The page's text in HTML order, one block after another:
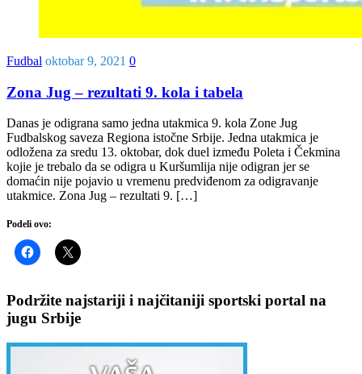
Fudbal oktobar 9, 2021 0
Zona Jug – rezultati 9. kola i tabela
Danas je odigrana samo jedna utakmica 9. kola Zone Jug
Fudbalskog saveza Regiona istočne Srbije. Jedna utakmica je
odložena za sredu 13. oktobar, dok duel između Poleta i Čekmina
kojie je trebalo da se odigra u Kuršumlija nije odigran jer se
domaćin nije pojavio u vremenu predviđenom za odigravanje
utakmice. Zona Jug – rezultati 9. […]
Podeli ovo:
Podržite najstariji i najčitaniji sportski portal na
jugu Srbije